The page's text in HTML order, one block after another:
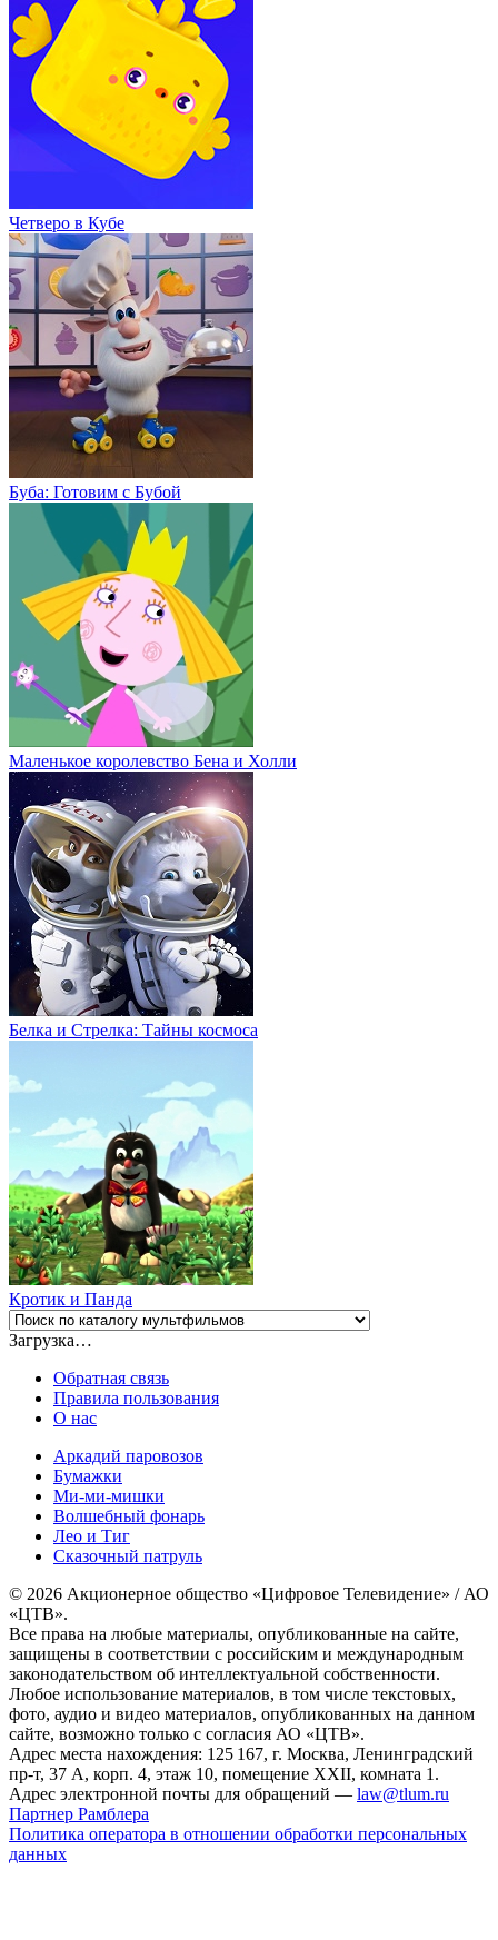
Четверо в Кубе
Буба: Готовим с Бубой
Маленькое королевство Бена и Холли
Белка и Стрелка: Тайны космоса
Кротик и Панда
Загрузка…
Обратная связь
Правила пользования
О нас
Аркадий паровозов
Бумажки
Ми-ми-мишки
Волшебный фонарь
Лео и Тиг
Сказочный патруль
© 2026 Акционерное общество «Цифровое Телевидение» / АО
«ЦТВ».
Все права на любые материалы, опубликованные на сайте,
защищены в соответствии с российским и международным
законодательством об интеллектуальной собственности.
Любое использование материалов, в том числе текстовых,
фото, аудио и видео материалов, опубликованных на данном
сайте, возможно только с согласия АО «ЦТВ».
Адрес места нахождения: 125 167, г. Москва, Ленинградский
пр-т, 37 А, корп. 4, этаж 10, помещение XXII, комната 1.
Адрес электронной почты для обращений — law@tlum.ru
Партнер Рамблера
Политика оператора в отношении обработки персональных
данных